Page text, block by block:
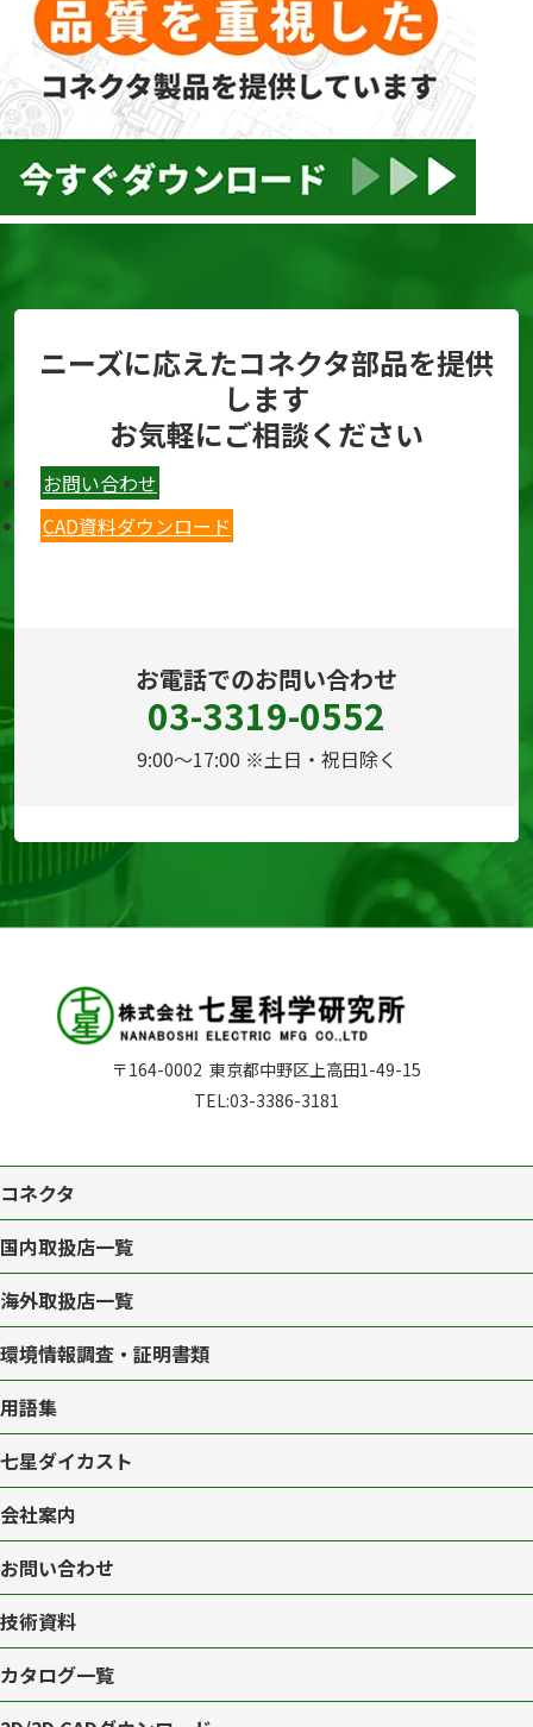
ニーズに応えたコネクタ部品を提供
します
お気軽にご相談ください
お問い合わせ
CAD資料ダウンロード
お電話でのお問い合わせ
03-3319-0552
9:00～17:00 ※土日・祝日除く
〒164-0002 東京都中野区上高田1-49-15
TEL:03-3386-3181
コネクタ
国内取扱店一覧
海外取扱店一覧
環境情報調査・証明書類
用語集
七星ダイカスト
会社案内
お問い合わせ
技術資料
カタログ一覧